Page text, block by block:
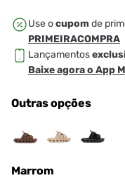
Use ocupom de
PRIMEIRACOMPRA
Lançamentos
Baixe agora o App
Outras opções
Marrom